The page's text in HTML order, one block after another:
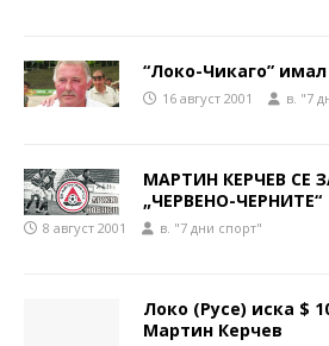
“Локо-Чикаго”
16 август 2001 в. "7
МАРТИН КЕРЧЕВ СЕ
„ЧЕРВЕНО-ЧЕРНИТЕ“
8 август 2001 в. "7 дни спорт"
Локо (Русе) иска $
Мартин Керчев